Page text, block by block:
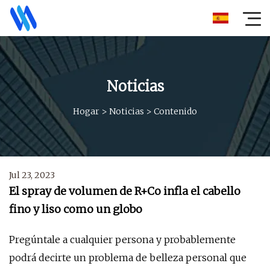
Noticias
Hogar > Noticias > Contenido
Jul 23, 2023
El spray de volumen de R+Co infla el cabello
fino y liso como un globo
Pregúntale a cualquier persona y probablemente
podrá decirte un problema de belleza personal que